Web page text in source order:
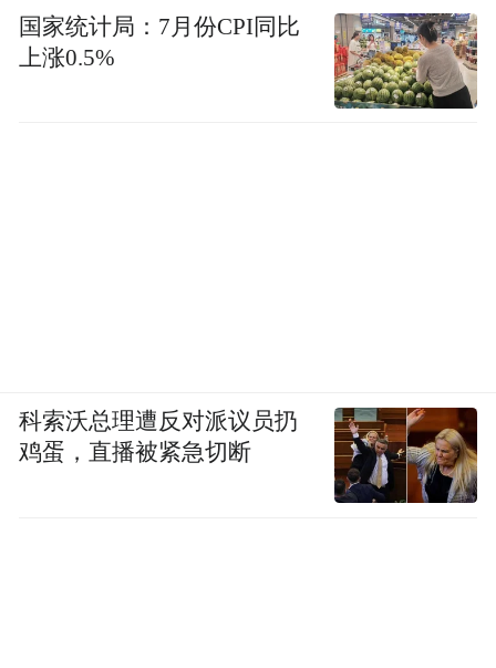
国家统计局：7月份CPI同比
上涨0.5%
科索沃总理遭反对派议员扔
鸡蛋，直播被紧急切断